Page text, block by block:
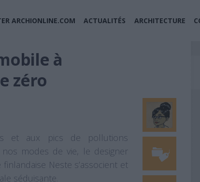
ARCHIONLINE.COM ACTUALITÉS ARCHITECTURE
à
zéro
et aux pics de pollutions
modes de vie, le designer
Neste s’associent et
séduisante.